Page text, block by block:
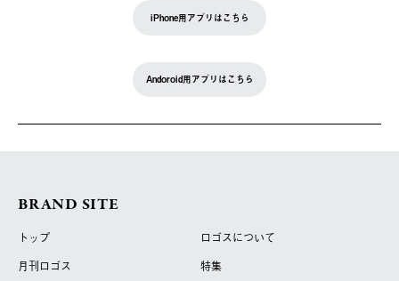
iPhone用アプリはこちら
Andoroid用アプリはこちら
BRAND SITE
トップ
ロゴスについて
月刊ロゴス
特集